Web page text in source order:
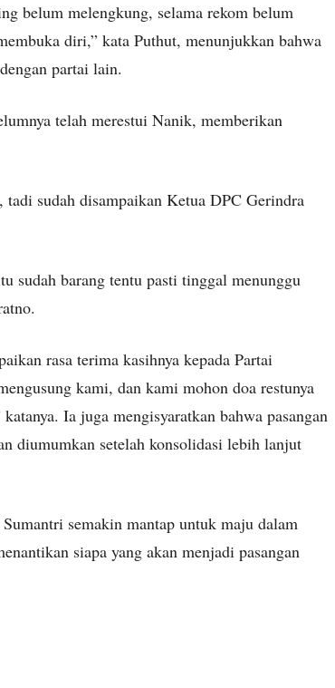
belum melengkung, selama rekom belum
diri,” kata Puthut, menunjukkan bahwa
partai lain.
telah merestui Nanik, memberikan
sudah disampaikan Ketua DPC Gerindra
sudah barang tentu pasti tinggal menunggu
rasa terima kasihnya kepada Partai
kami, dan kami mohon doa restunya
Ia juga mengisyaratkan bahwa pasangan
diumumkan setelah konsolidasi lebih lanjut
semakin mantap untuk maju dalam
siapa yang akan menjadi pasangan